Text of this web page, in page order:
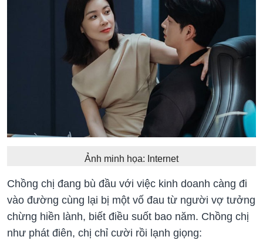
Ảnh minh họa: Internet
Chồng chị đang bù đầu với việc kinh doanh càng đi
vào đường cùng lại bị một vố đau từ người vợ tưởng
chừng hiền lành, biết điều suốt bao năm. Chồng chị
như phát điên, chị chỉ cười rồi lạnh giọng: